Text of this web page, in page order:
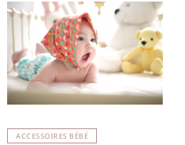
ACCESSOIRES BÉBÉ